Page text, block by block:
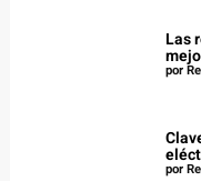
Las
por
por